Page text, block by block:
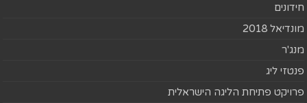
חידונים
מונדיאל 2018
מנג'ר
פנטזי ליג
פרויקט פתיחת הליגה הישראלית